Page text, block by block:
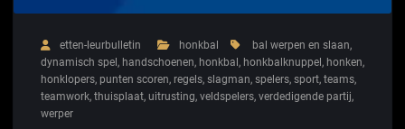
etten-leurbulletin honkbal bal werpen en slaan,
dynamisch spel, handschoenen, honkbal, honkbalknuppel, honken,
honklopers, punten scoren, regels, slagman, spelers, sport, teams,
teamwork, thuisplaat, uitrusting, veldspelers, verdedigende partij,
werper